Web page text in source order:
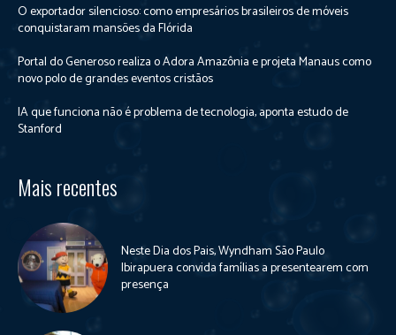
O exportador silencioso: como empresários brasileiros de móveis
conquistaram mansões da Flórida
Portal do Generoso realiza o Adora Amazônia e projeta Manaus como
novo polo de grandes eventos cristãos
IA que funciona não é problema de tecnologia, aponta estudo de
Stanford
Mais recentes
Neste Dia dos Pais, Wyndham São Paulo
Ibirapuera convida famílias a presentearem com
presença